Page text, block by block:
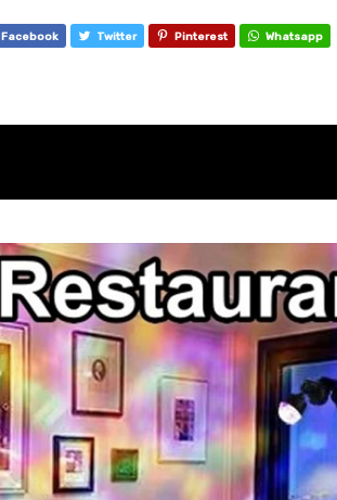
Facebook Twitter Pinterest Whatsapp